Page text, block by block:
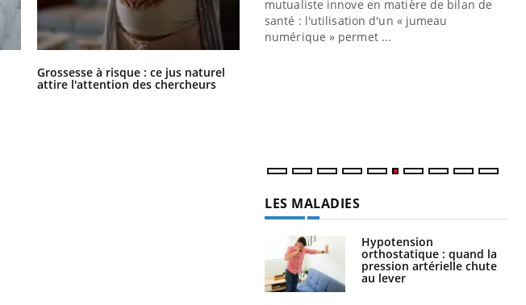
Grossesse à risque : ce jus naturel
attire l'attention des chercheurs
défis, mais ...
mutualiste innove en matière de bilan de
santé : l'utilisation d'un « jumeau
numérique » permet ...
LES MALADIES
Hypotension
orthostatique : quand la
pression artérielle chute
au lever